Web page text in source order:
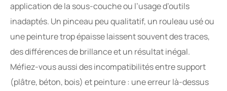
application de la sous-couche ou l’usage d’outils
inadaptés. Un pinceau peu qualitatif, un rouleau usé ou
une peinture trop épaisse laissent souvent des traces,
des différences de brillance et un résultat inégal.
Méfiez-vous aussi des incompatibilités entre support
(plâtre, béton, bois) et peinture : une erreur là-dessus